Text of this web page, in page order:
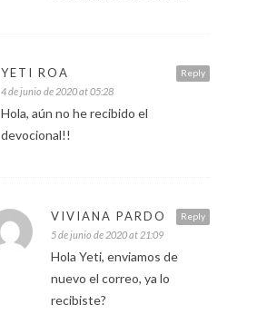
Reply
YETI ROA
4 de junio de 2020 at 05:28
Hola, aún no he recibido el
devocional!!
Reply
VIVIANA PARDO
5 de junio de 2020 at 21:09
Hola Yeti, enviamos de
nuevo el correo, ya lo
recibiste?